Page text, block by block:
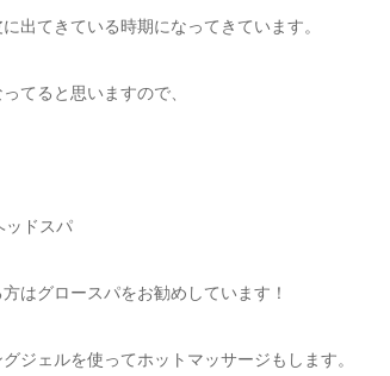
出てきている時期になってきています。
てると思いますので、
ッドスパ
はグロースパをお勧めしています！
ジェルを使ってホットマッサージもします。